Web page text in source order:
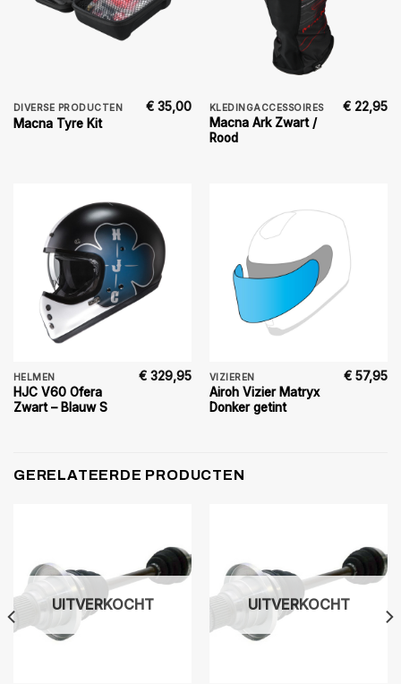
DIVERSE PRODUCTEN
Macna Tyre Kit
€ 35,00 KLEDINGACCESSOIRES
Macna Ark Zwart /
Rood
€ 22,95
HELMEN
HJC V60 Ofera
Zwart – Blauw S
€ 329,95 VIZIEREN
Airoh Vizier Matryx
Donker getint
€ 57,95
GERELATEERDE PRODUCTEN
UITVERKOCHT UITVERKOCHT